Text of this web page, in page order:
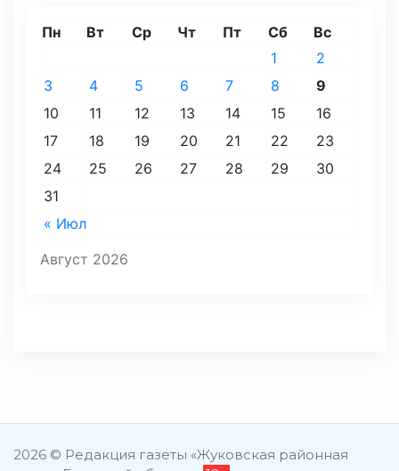
Август 2026
Пн Вт Ср Чт Пт Сб Вс
« Июл
1
2
3
4 5 6 7 8
9
10
11 12 13 14 15
16
17
18 19 20 21 22
23
24
25 26 27 28 29
30
31
2026 © Редакция газеты «Жуковская районная